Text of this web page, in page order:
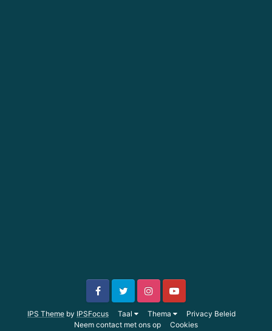
IPS Theme by IPSFocus Taal Thema
Privacy Beleid
Neem contact met ons op
Cookies